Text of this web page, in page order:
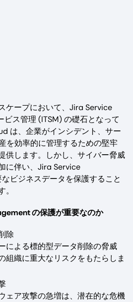
ケープにおいて、Jira Service
ス管理 (ITSM) の礎石となって
は、企業がインシデント、サー
を効率的に管理するための堅牢
供します。しかし、サイバー脅威
に伴い、Jira Service
ビジネスデータを保護すること
の保護が重要なのか
除
による標的型データ削除の脅威
組織に重大なリスクをもたらしま
ェア攻撃の急増は、潜在的な危機